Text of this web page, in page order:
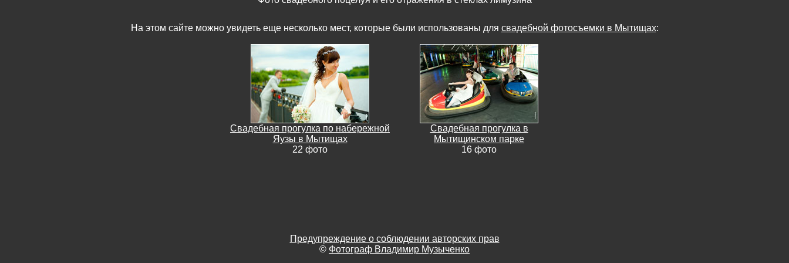
На этом сайте можно увидеть еще несколько мест, которые были использованы для свадебной фотосъемки в Мытищах:
Свадебная прогулка по набережной
Яузы в Мытищах
22 фото
Свадебная прогулка в
Мытищинском парке
16 фото
Предупреждение о соблюдении авторских прав
© Фотограф Владимир Музыченко